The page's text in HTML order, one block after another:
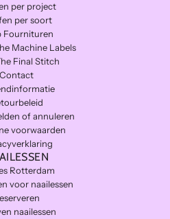
per project
per soort
Fournituren
Machine Labels
Final Stitch
Contact
of annuleren
voorwaarden
Rotterdam
voor naailessen
naailessen